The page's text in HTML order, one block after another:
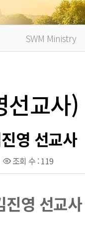
SWM Ministry
선교사)
영 선교사
조회 수 : 119
진영 선교사